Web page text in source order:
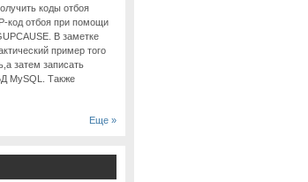
коды отбоя
код отбоя при помощи
В заметке
пример того
затем записать
MySQL. Также
Еще »